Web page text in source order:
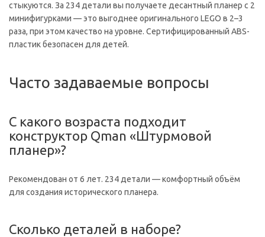
стыкуются. За 234 детали вы получаете десантный планер с 2
минифигурками — это выгоднее оригинального LEGO в 2–3
раза, при этом качество на уровне. Сертифицированный ABS-
пластик безопасен для детей.
Часто задаваемые вопросы
С какого возраста подходит
конструктор Qman «Штурмовой
планер»?
Рекомендован от 6 лет. 234 детали — комфортный объём
для создания исторического планера.
Сколько деталей в наборе?